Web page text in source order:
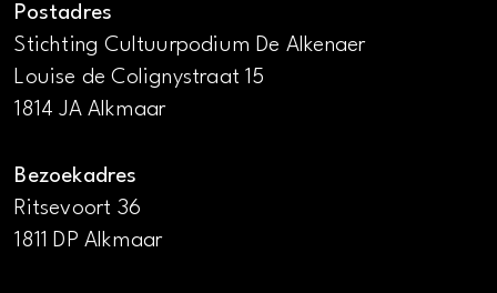
Postadres
Stichting Cultuurpodium De Alkenaer
Louise de Colignystraat 15
1814 JA Alkmaar
Bezoekadres
Ritsevoort 36
1811 DP Alkmaar